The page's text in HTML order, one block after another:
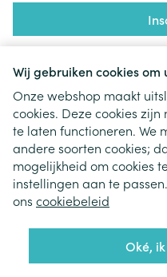
Wij gebruiken cookies
Onze webshop maakt
cookies. Deze cookies
te laten functioneren. We
andere soorten cookies;
mogelijkheid om cookies
instellingen aan te
ons cookiebeleid
Oké,
nieuwsbrief en gaat u
Juridische links